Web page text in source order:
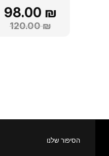
120.00₪
98.00 ₪
הסיפור שלנו